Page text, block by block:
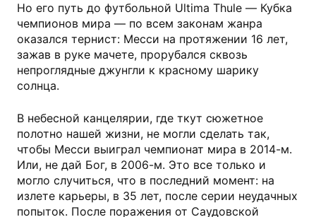
Но его путь до футбольной Ultima Thule — Кубка
чемпионов мира — по всем законам жанра
оказался тернист: Месси на протяжении 16 лет,
зажав в руке мачете, прорубался сквозь
непроглядные джунгли к красному шарику
солнца.
В небесной канцелярии, где ткут сюжетное
полотно нашей жизни, не могли сделать так,
чтобы Месси выиграл чемпионат мира в 2014-м.
Или, не дай Бог, в 2006-м. Это все только и
могло случиться, что в последний момент: на
излете карьеры, в 35 лет, после серии неудачных
попыток. После поражения от Саудовской